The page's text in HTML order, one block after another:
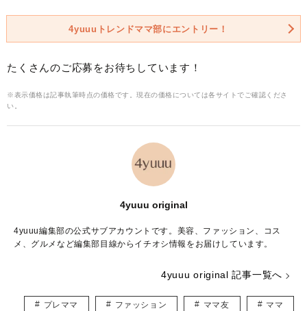
4yuuuトレンドママ部にエントリー！
たくさんのご応募をお待ちしています！
※表示価格は記事執筆時点の価格です。現在の価格については各サイトでご確認くださ
い。
4yuuu original
4yuuu編集部の公式サブアカウントです。美容、ファッション、コス
メ、グルメなど編集部目線からイチオシ情報をお届けしています。
4yuuu original 記事一覧へ
プレママ ファッション ママ友 ママ